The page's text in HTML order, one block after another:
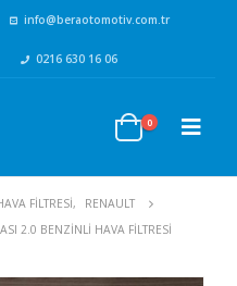
info@beraotomotiv.com.tr
0216 630 16 06
0
FİLTRESİ,
RENAULT
2.0 BENZINLI HAVA FILTRESI